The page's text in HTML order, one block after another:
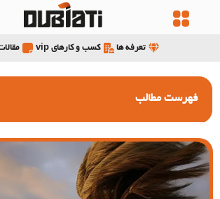
تعرفه ها کسب و کارهای vip
فهرست مطالب